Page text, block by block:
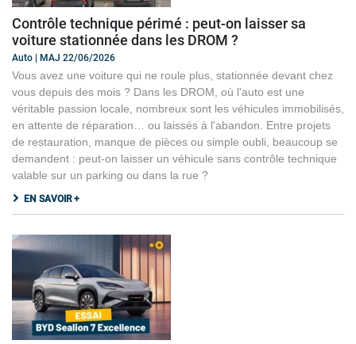
Contrôle technique périmé : peut-on laisser sa
voiture stationnée dans les DROM ?
Auto | MAJ 22/06/2026
Vous avez une voiture qui ne roule plus, stationnée devant chez
vous depuis des mois ? Dans les DROM, où l'auto est une
véritable passion locale, nombreux sont les véhicules immobilisés,
en attente de réparation… ou laissés à l'abandon. Entre projets
de restauration, manque de pièces ou simple oubli, beaucoup se
demandent : peut-on laisser un véhicule sans contrôle technique
valable sur un parking ou dans la rue ?
EN SAVOIR +